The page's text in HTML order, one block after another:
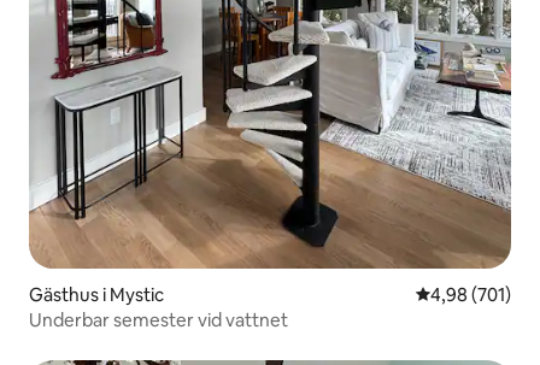
Gästhus i Mystic 4,98 av 5 i
4,98 (701)
Underbar semester vid vattnet